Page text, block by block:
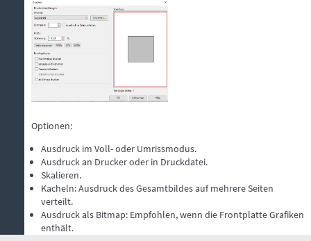
Optionen:
Ausdruck im Voll- oder Umrissmodus.
Ausdruck an Drucker oder in Druckdatei.
Skalieren.
Kacheln: Ausdruck des Gesamtbildes auf mehrere Seiten
verteilt.
Ausdruck als Bitmap: Empfohlen, wenn die Frontplatte Grafiken
enthält.